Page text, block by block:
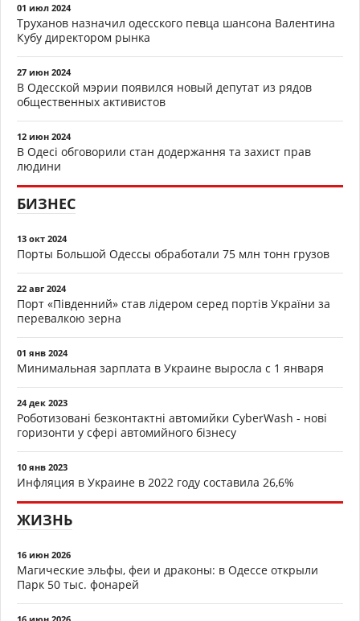
01 июл 2024
Труханов назначил одесского певца шансона Валентина
Кубу директором рынка
27 июн 2024
В Одесской мэрии появился новый депутат из рядов
общественных активистов
12 июн 2024
В Одесі обговорили стан додержання та захист прав
людини
БИЗНЕС
13 окт 2024
Порты Большой Одессы обработали 75 млн тонн грузов
22 авг 2024
Порт «Південний» став лідером серед портів України за
перевалкою зерна
01 янв 2024
Минимальная зарплата в Украине выросла с 1 января
24 дек 2023
Роботизовані безконтактні автомийки CyberWash - нові
горизонти у сфері автомийного бізнесу
10 янв 2023
Инфляция в Украине в 2022 году составила 26,6%
ЖИЗНЬ
16 июн 2026
Магические эльфы, феи и драконы: в Одессе открыли
Парк 50 тыс. фонарей